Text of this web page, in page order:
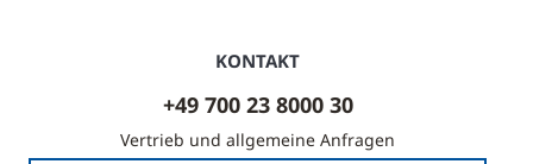
KONTAKT
+49 700 23 8000 30
Vertrieb und allgemeine Anfragen